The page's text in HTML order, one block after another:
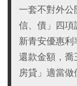
一套不對外公
信、債」四項
新青安優惠利
還款金額，喬
房貸」適當做